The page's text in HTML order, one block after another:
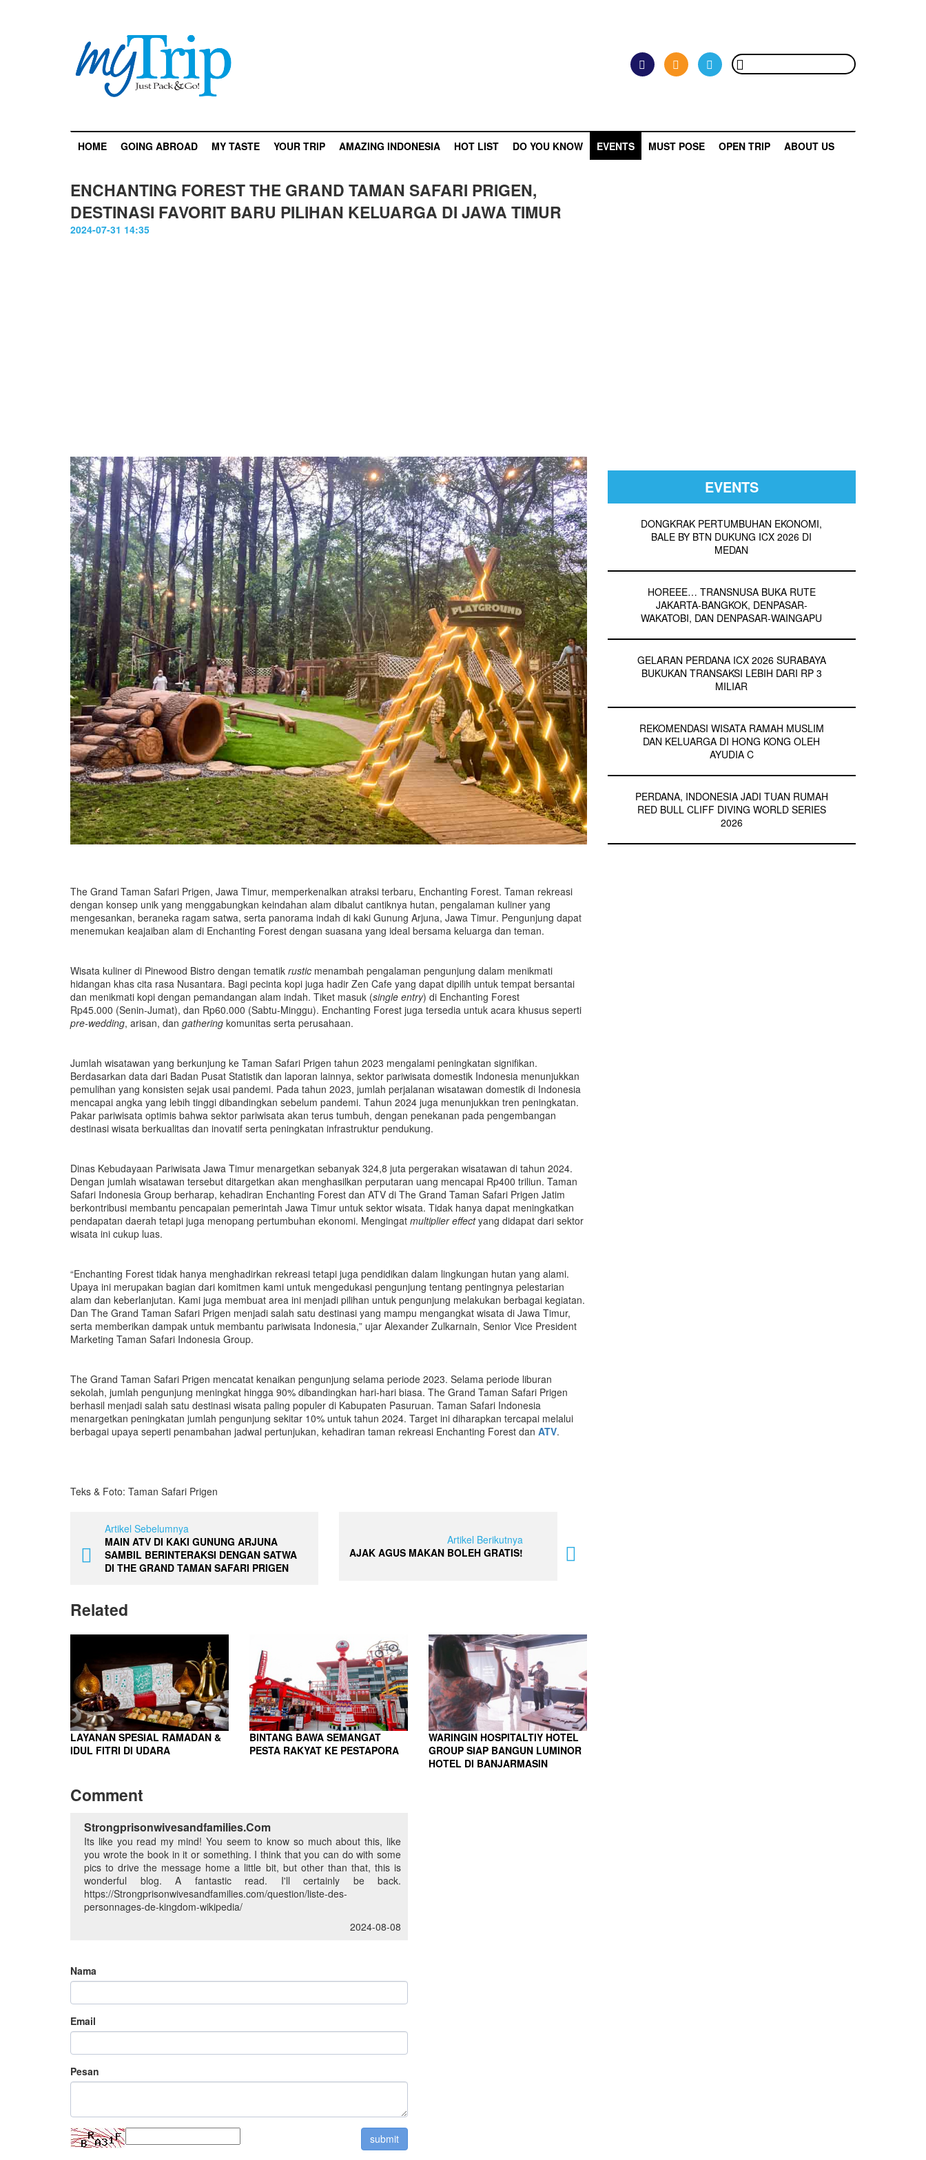
HOME GOING ABROAD MY TASTE YOUR TRIP AMAZING INDONESIA HOT LIST DO YOU KNOW EVENTS MUST POSE OPEN TRIP ABOUT US
ENCHANTING FOREST THE GRAND TAMAN SAFARI PRIGEN,
DESTINASI FAVORIT BARU PILIHAN KELUARGA DI JAWA TIMUR
2024-07-31 14:35
The Grand Taman Safari Prigen, Jawa Timur, memperkenalkan atraksi terbaru, Enchanting Forest. Taman rekreasi
dengan konsep unik yang menggabungkan keindahan alam dibalut cantiknya hutan, pengalaman kuliner yang
mengesankan, beraneka ragam satwa, serta panorama indah di kaki Gunung Arjuna, Jawa Timur. Pengunjung dapat
menemukan keajaiban alam di Enchanting Forest dengan suasana yang ideal bersama keluarga dan teman.
Wisata kuliner di Pinewood Bistro dengan tematik rustic menambah pengalaman pengunjung dalam menikmati
hidangan khas cita rasa Nusantara. Bagi pecinta kopi juga hadir Zen Cafe yang dapat dipilih untuk tempat bersantai
dan menikmati kopi dengan pemandangan alam indah. Tiket masuk (single entry) di Enchanting Forest
Rp45.000 (Senin-Jumat), dan Rp60.000 (Sabtu-Minggu). Enchanting Forest juga tersedia untuk acara khusus seperti
pre-wedding, arisan, dan gathering komunitas serta perusahaan.
Jumlah wisatawan yang berkunjung ke Taman Safari Prigen tahun 2023 mengalami peningkatan signifikan.
Berdasarkan data dari Badan Pusat Statistik dan laporan lainnya, sektor pariwisata domestik Indonesia menunjukkan
pemulihan yang konsisten sejak usai pandemi. Pada tahun 2023, jumlah perjalanan wisatawan domestik di Indonesia
mencapai angka yang lebih tinggi dibandingkan sebelum pandemi. Tahun 2024 juga menunjukkan tren peningkatan.
Pakar pariwisata optimis bahwa sektor pariwisata akan terus tumbuh, dengan penekanan pada pengembangan
destinasi wisata berkualitas dan inovatif serta peningkatan infrastruktur pendukung.
Dinas Kebudayaan Pariwisata Jawa Timur menargetkan sebanyak 324,8 juta pergerakan wisatawan di tahun 2024.
Dengan jumlah wisatawan tersebut ditargetkan akan menghasilkan perputaran uang mencapai Rp400 triliun. Taman
Safari Indonesia Group berharap, kehadiran Enchanting Forest dan ATV di The Grand Taman Safari Prigen Jatim
berkontribusi membantu pencapaian pemerintah Jawa Timur untuk sektor wisata. Tidak hanya dapat meningkatkan
pendapatan daerah tetapi juga menopang pertumbuhan ekonomi. Mengingat multiplier effectyang didapat dari sektor
wisata ini cukup luas.
“Enchanting Forest tidak hanya menghadirkan rekreasi tetapi juga pendidikan dalam lingkungan hutan yang alami.
Upaya ini merupakan bagian dari komitmen kami untuk mengedukasi pengunjung tentang pentingnya pelestarian
alam dan keberlanjutan. Kami juga membuat area ini menjadi pilihan untuk pengunjung melakukan berbagai kegiatan.
Dan The Grand Taman Safari Prigen menjadi salah satu destinasi yang mampu mengangkat wisata di Jawa Timur,
serta memberikan dampak untuk membantu pariwisata Indonesia,” ujar Alexander Zulkarnain, Senior Vice President
Marketing Taman Safari Indonesia Group.
The Grand Taman Safari Prigen mencatat kenaikan pengunjung selama periode 2023. Selama periode liburan
sekolah, jumlah pengunjung meningkat hingga 90% dibandingkan hari-hari biasa. The Grand Taman Safari Prigen
berhasil menjadi salah satu destinasi wisata paling populer di Kabupaten Pasuruan. Taman Safari Indonesia
menargetkan peningkatan jumlah pengunjung sekitar 10% untuk tahun 2024. Target ini diharapkan tercapai melalui
berbagai upaya seperti penambahan jadwal pertunjukan, kehadiran taman rekreasi Enchanting Forest dan ATV.
Teks & Foto: Taman Safari Prigen
Artikel Sebelumnya
MAIN ATV DI KAKI GUNUNG ARJUNA
SAMBIL BERINTERAKSI DENGAN SATWA
DI THE GRAND TAMAN SAFARI PRIGEN
Artikel Berikutnya
AJAK AGUS MAKAN BOLEH GRATIS!
Related
LAYANAN SPESIAL RAMADAN &
IDUL FITRI DI UDARA
BINTANG BAWA SEMANGAT
PESTA RAKYAT KE PESTAPORA
WARINGIN HOSPITALTIY HOTEL
GROUP SIAP BANGUN LUMINOR
HOTEL DI BANJARMASIN
Comment
Strongprisonwivesandfamilies.com
Its like you read my mind! You seem to know so much about this, like
you wrote the book in it or something. I think that you can do with some
pics to drive the message home a little bit, but other than that, this is
wonderful blog. A fantastic read. I'll certainly be back.
https://Strongprisonwivesandfamilies.com/question/liste-des-
personnages-de-kingdom-wikipedia/
2024-08-08
Nama
Email
Pesan
EVENTS
DONGKRAK PERTUMBUHAN EKONOMI,
BALE BY BTN DUKUNG ICX 2026 DI
MEDAN
HOREEE… TRANSNUSA BUKA RUTE
JAKARTA-BANGKOK, DENPASAR-
WAKATOBI, DAN DENPASAR-WAINGAPU
GELARAN PERDANA ICX 2026 SURABAYA
BUKUKAN TRANSAKSI LEBIH DARI RP 3
MILIAR
REKOMENDASI WISATA RAMAH MUSLIM
DAN KELUARGA DI HONG KONG OLEH
AYUDIA C
PERDANA, INDONESIA JADI TUAN RUMAH
RED BULL CLIFF DIVING WORLD SERIES
2026